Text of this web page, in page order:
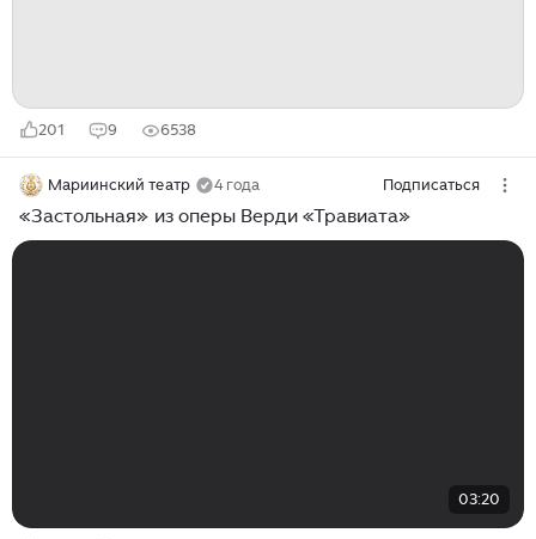
201 9 6538
Мариинский театр 4 года Подписаться
«Застольная» из оперы Верди «Травиата»
03:20